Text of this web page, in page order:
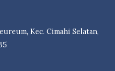
Kec. Cimahi Selatan,